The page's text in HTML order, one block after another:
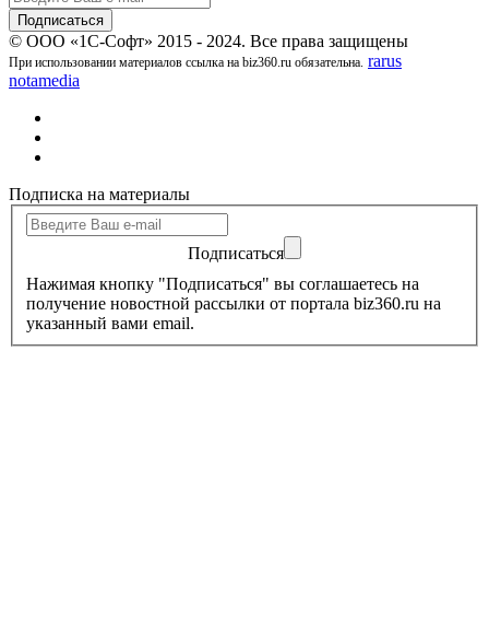
© ООО «1С-Софт» 2015 - 2024. Все права защищены
При использовании материалов ссылка на biz360.ru обязательна. rarus
notamedia
Подписка на материалы
Подписаться
Нажимая кнопку "Подписаться" вы соглашаетесь на
получение новостной рассылки от портала biz360.ru на
указанный вами email.